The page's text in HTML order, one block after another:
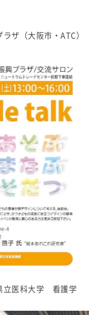
ザ（大阪市・ATC）
立医科大学 看護学